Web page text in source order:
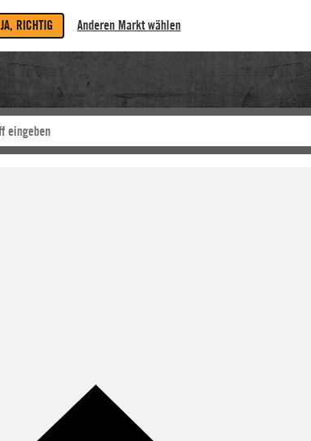
JA, RICHTIG Anderen Markt wählen